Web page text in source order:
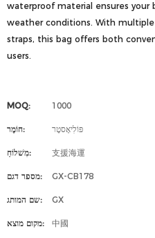
waterproof material ensures your
weather conditions. With
straps, this bag offers both
users.
MOQ: 1000
חוֹמֶר: פּוֹלִיאֶסטֶר
מִשׁלוֹחַ: 支援海運
מספר דגם: GX-CB178
שם המותג: GX
מקום מוצא: 中國